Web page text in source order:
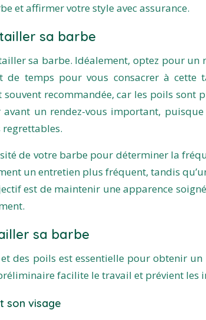
et affirmer votre style avec assurance.
sa barbe
sa barbe. Idéalement, optez pour un
de temps pour vous consacrer à cette
recommandée, car les poils sont
un rendez-vous important,
de votre barbe pour déterminer la
un entretien plus fréquent, tandis
est de maintenir une apparence
sa barbe
des poils est essentielle pour obtenir
facilite le travail et prévient les
son visage